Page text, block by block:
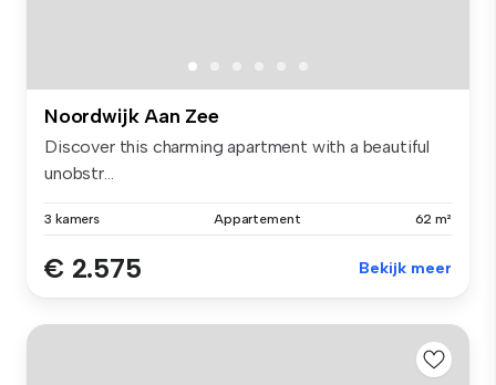
Noordwijk Aan Zee
Discover this charming apartment with a beautiful
unobstr...
3 kamers Appartement 62 m²
€ 2.575 Bekijk meer